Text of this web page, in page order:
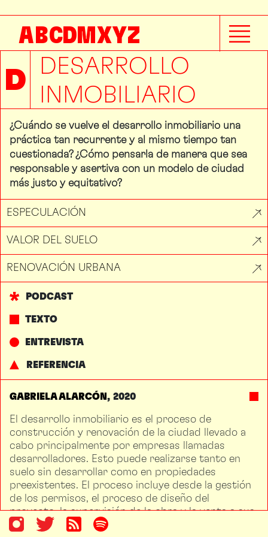
ABCDMXYZ
D DESARROLLO
INMOBILIARIO
¿Cuándo se vuelve el desarrollo inmobiliario una
práctica tan recurrente y al mismo tiempo tan
cuestionada? ¿Cómo pensarla de manera que sea
responsable y asertiva con un modelo de ciudad
más justo y equitativo?
PODCAST
TEXTO
ENTREVISTA
REFERENCIA
ESPECULACIÓN
VALOR DEL SUELO
RENOVACIÓN URBANA
GABRIELA ALARCÓN 2020
El desarrollo inmobiliario es el proceso de
construcción y renovación de la ciudad llevado a
cabo principalmente por empresas llamadas
desarrolladores. Esto puede realizarse tanto en
suelo sin desarrollar como en propiedades
preexistentes. El proceso incluye desde la gestión
de los permisos, el proceso de diseño del
proyecto, la supervisión de la obra y la venta a sus
clientes. Los usos de dichas construcciones se